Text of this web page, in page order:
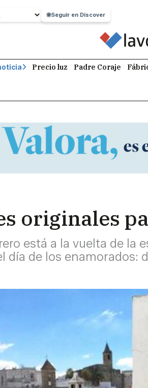
Seguir en Discover
Precio luz Padre Coraje
originales
está a la vuelta de
día de los enamorados: